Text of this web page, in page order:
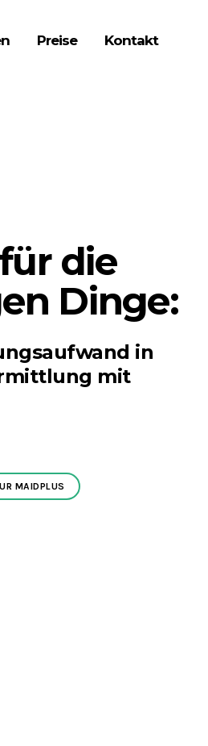
Preise Kontakt
die
Dinge:
in
mit
MAIDPLUS